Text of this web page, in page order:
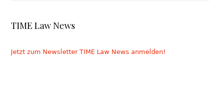
TIME Law News
Jetzt zum Newsletter TIME Law News anmelden!